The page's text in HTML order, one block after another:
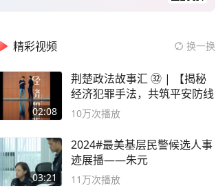
精彩视频 换一换
02:08
荆楚政法故事汇 ㉜ | 【揭秘
经济犯罪手法，共筑平安防线
10万次播放
03:21
2024#最美基层民警候选人事
迹展播——朱元
11万次播放